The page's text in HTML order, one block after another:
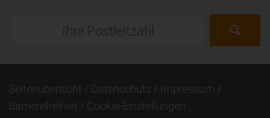
Seitenübersicht Datenschutz
Impressum
Barrierefreiheit
Cookie-Einstellungen